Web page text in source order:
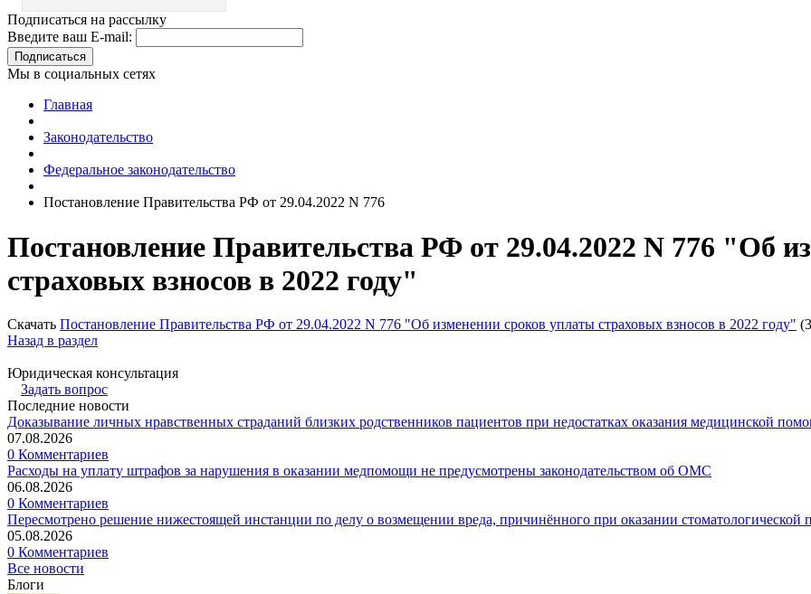
Подписаться на рассылку
Введите ваш E-mail:
Подписаться
Мы в социальных сетях
Главная
Законодательство
Федеральное законодательство
Постановление Правительства РФ от 29.04.2022 N 776
Постановление Правительства РФ от 29.04.2022 N 776 "Об
страховых взносов в 2022 году"
Скачать Постановление Правительства РФ от 29.04.2022 N 776 "Об изменении сроков уплаты страховых взносов в 2022 году"
Назад в раздел
Юридическая консультация
Задать вопрос
Последние новости
Доказывание личных нравственных страданий близких родственников пациентов при недостатках оказания медицинской
07.08.2026
0 Комментариев
Расходы на уплату штрафов за нарушения в оказании медпомощи не предусмотрены законодательством об ОМС
06.08.2026
0 Комментариев
Пересмотрено решение нижестоящей инстанции по делу о возмещении вреда, причинённого при оказании стоматологической
05.08.2026
0 Комментариев
Все новости
Блоги